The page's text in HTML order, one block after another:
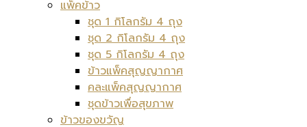
แพ็คข้าว
ชุด 1 กิโลกรัม 4 ถุง
ชุด 2 กิโลกรัม 4 ถุง
ชุด 5 กิโลกรัม 4 ถุง
ข้าวแพ็คสุญญากาศ
คละแพ็คสุญญากาศ
ชุดข้าวเพื่อสุขภาพ
ข้าวของขวัญ